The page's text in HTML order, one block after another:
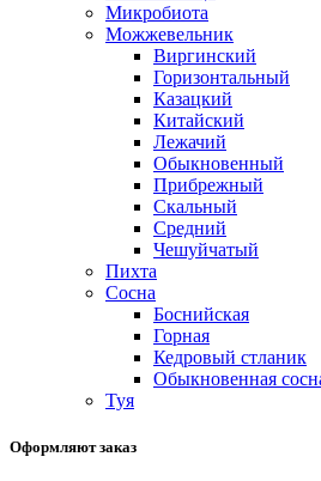
Микробиота
Можжевельник
Виргинский
Горизонтальный
Казацкий
Китайский
Лежачий
Обыкновенный
Прибрежный
Скальный
Средний
Чешуйчатый
Пихта
Сосна
Боснийская
Горная
Кедровый стланик
Обыкновенная
Туя
Оформляют заказ